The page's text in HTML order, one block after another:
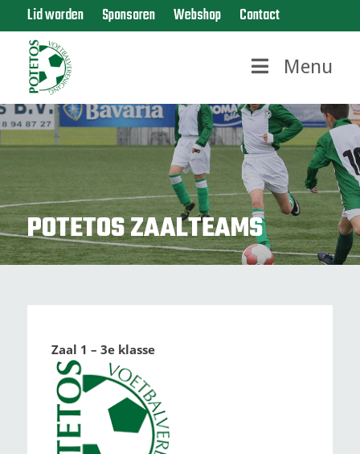
Lid worden Sponsoren Webshop Contact
Menu
POTETOS ZAALTEAMS
Zaal 1 – 3e klasse